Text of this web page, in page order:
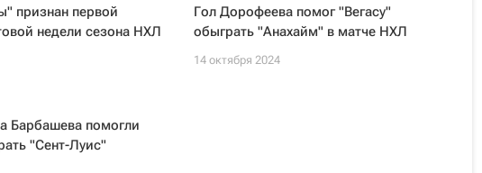
признан первой
недели сезона НХЛ
Гол Дорофеева помог "Вегасу"
обыграть "Анахайм" в матче НХЛ
14 октября 2024
Барбашева помогли
"Сент-Луис"